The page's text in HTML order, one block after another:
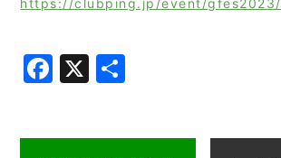
https://clubping.jp/event/gfes2023/
Facebook
X